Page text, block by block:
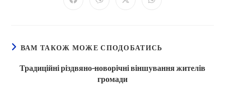
ВідкритиВідкритиВідкритиВідкрити
ВАМ ТАКОЖ МОЖЕ СПОДОБАТИСЬ
Традиційні різдвяно-новорічні віншування жителів
громади